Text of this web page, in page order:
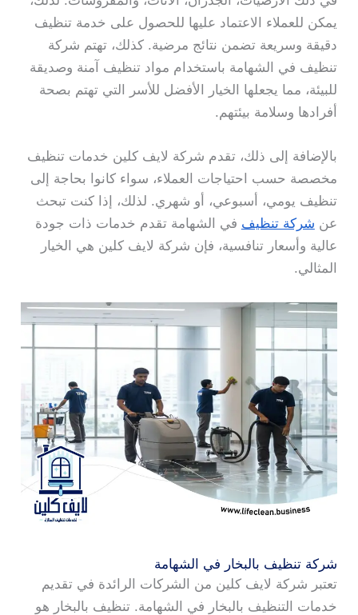
يمكن للعملاء الاعتماد عليها للحصول على خدمة تنظيف
دقيقة وسريعة تضمن نتائج مرضية. كذلك، تهتم شركة
تنظيف في الشهامة باستخدام مواد تنظيف آمنة وصديقة
للبيئة، مما يجعلها الخيار الأفضل للأسر التي تهتم بصحة
أفرادها وسلامة بيئتهم.
بالإضافة إلى ذلك، تقدم شركة لايف كلين خدمات تنظيف
مخصصة حسب احتياجات العملاء، سواء كانوا بحاجة إلى
تنظيف يومي، أسبوعي، أو شهري. لذلك، إذا كنت تبحث
عن شركة تنظيف في الشهامة تقدم خدمات ذات جودة
عالية وأسعار تنافسية، فإن شركة لايف كلين هي الخيار
المثالي.
شركة تنظيف بالبخار في الشهامة
تعتبر شركة لايف كلين من الشركات الرائدة في تقديم
خدمات التنظيف بالبخار في الشهامة. تنظيف بالبخار هو